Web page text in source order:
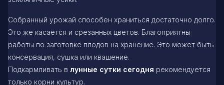
Собранный урожай способен храниться достаточно долго.
Это же касается и срезанных цветов. Благоприятны
работы по заготовке плодов на хранение. Это может быть
консервация, сушка или квашение.
Подкармливать в лунные сутки сегодня рекомендуется
только корни культур.